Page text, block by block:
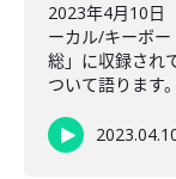
2023年4月10日
ーカル/キーボ
総」に収録され
ついて語ります